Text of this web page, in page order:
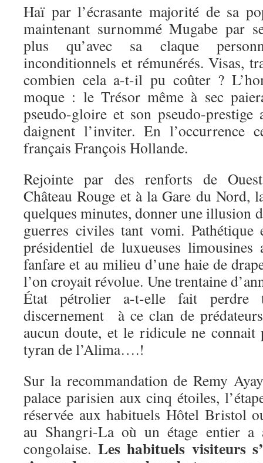
Haï par l’écrasante majorité de sa
maintenant surnommé Mugabe par
plus qu’avec sa claque
inconditionnels et rémunérés. Visas,
combien cela a-t-il pu coûter ?
moque : le Trésor même à sec
pseudo-gloire et son pseudo-
daignent l’inviter. En l’occurrence
français François Hollande.
Rejointe par des renforts de
Château Rouge et à la Gare du Nord,
quelques minutes, donner une illusion
guerres civiles tant vomi.
présidentiel de luxueuses limousines
fanfare et au milieu d’une haie de
l’on croyait révolue. Une trentaine
État pétrolier a-t-elle fait perdre
discernement à ce clan de
aucun doute, et le ridicule ne
tyran de l’Alima….!
Sur la recommandation de Remy
palace parisien aux cinq étoiles,
réservée aux habituels Hôtel Bristol
au Shangri-La où un étage entier a
congolaise. Les habituels visiteurs